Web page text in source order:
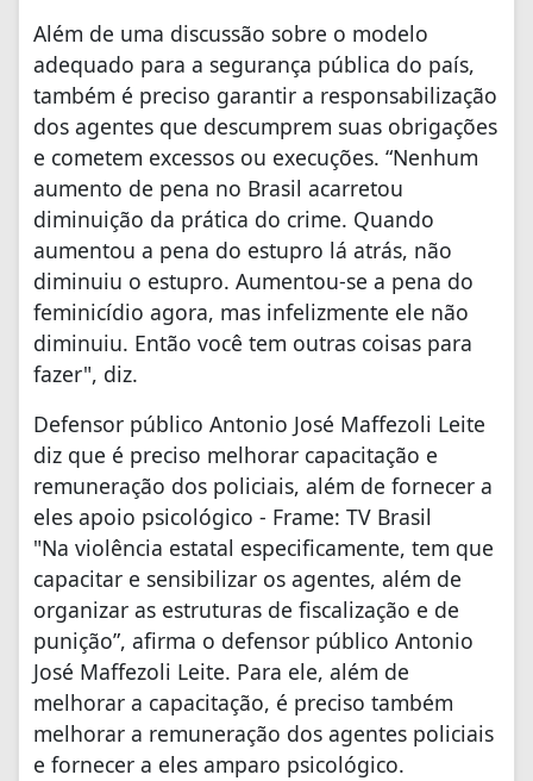
Além de uma discussão sobre o modelo
adequado para a segurança pública do país,
também é preciso garantir a responsabilização
dos agentes que descumprem suas obrigações
e cometem excessos ou execuções. “Nenhum
aumento de pena no Brasil acarretou
diminuição da prática do crime. Quando
aumentou a pena do estupro lá atrás, não
diminuiu o estupro. Aumentou-se a pena do
feminicídio agora, mas infelizmente ele não
diminuiu. Então você tem outras coisas para
fazer", diz.
Defensor público Antonio José Maffezoli Leite
diz que é preciso melhorar capacitação e
remuneração dos policiais, além de fornecer a
eles apoio psicológico - Frame: TV Brasil
"Na violência estatal especificamente, tem que
capacitar e sensibilizar os agentes, além de
organizar as estruturas de fiscalização e de
punição”, afirma o defensor público Antonio
José Maffezoli Leite. Para ele, além de
melhorar a capacitação, é preciso também
melhorar a remuneração dos agentes policiais
e fornecer a eles amparo psicológico.